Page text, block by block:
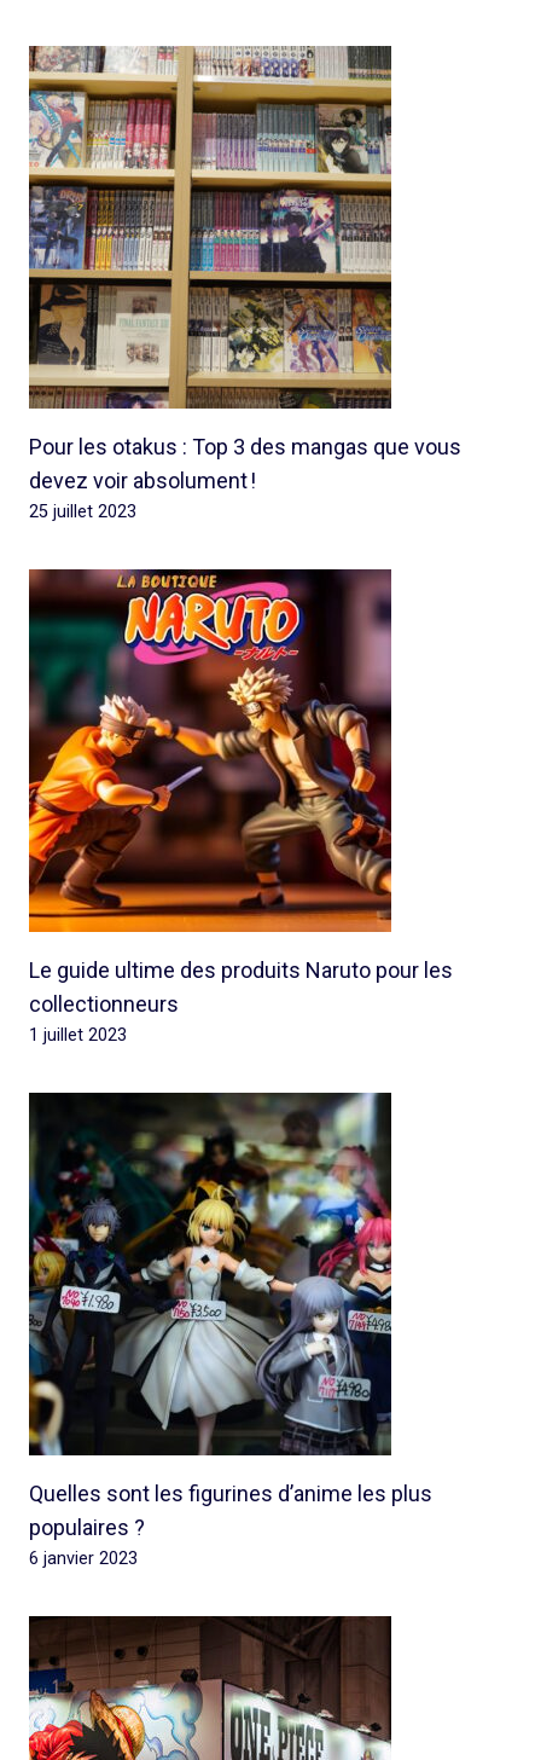
Pour les otakus : Top 3 des mangas que vous
devez voir absolument !
25 juillet 2023
Le guide ultime des produits Naruto pour les
collectionneurs
1 juillet 2023
Quelles sont les figurines d’anime les plus
populaires ?
6 janvier 2023